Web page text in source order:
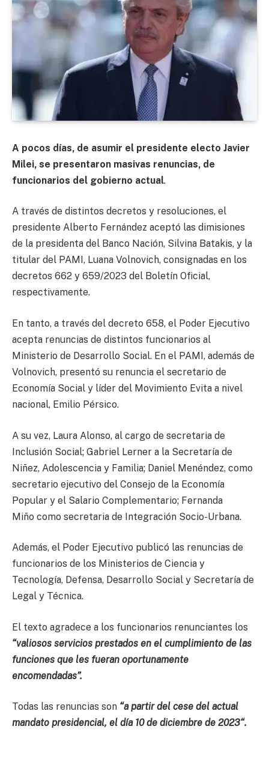
A pocos días, de asumir el presidente electo Javier
Milei, se presentaron masivas renuncias, de
funcionarios del gobierno actual.
A través de distintos decretos y resoluciones, el
presidente Alberto Fernández aceptó las dimisiones
de la presidenta del Banco Nación, Silvina Batakis, y la
titular del PAMI, Luana Volnovich, consignadas en los
decretos 662 y 659/2023 del Boletín Oficial,
respectivamente.
En tanto, a través del decreto 658, el Poder Ejecutivo
acepta renuncias de distintos funcionarios al
Ministerio de Desarrollo Social. En el PAMI, además de
Volnovich, presentó su renuncia el secretario de
Economía Social y líder del Movimiento Evita a nivel
nacional, Emilio Pérsico.
A su vez, Laura Alonso, al cargo de secretaria de
Inclusión Social; Gabriel Lerner a la Secretaría de
Niñez, Adolescencia y Familia; Daniel Menéndez, como
secretario ejecutivo del Consejo de la Economía
Popular y el Salario Complementario; Fernanda
Miño como secretaria de Integración Socio-Urbana.
Además, el Poder Ejecutivo publicó las renuncias de
funcionarios de los Ministerios de Ciencia y
Tecnología, Defensa, Desarrollo Social y Secretaría de
Legal y Técnica.
El texto agradece a los funcionarios renunciantes los
“valiosos servicios prestados en el cumplimiento de las
funciones que les fueran oportunamente
encomendadas”.
Todas las renuncias son “a partir del cese del actual
mandato presidencial, el día 10 de diciembre de 2023“.